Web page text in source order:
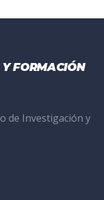
FORMACIÓN
de Investigación y